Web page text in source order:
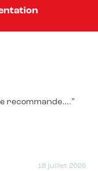
18 juillet 2026
recommande….